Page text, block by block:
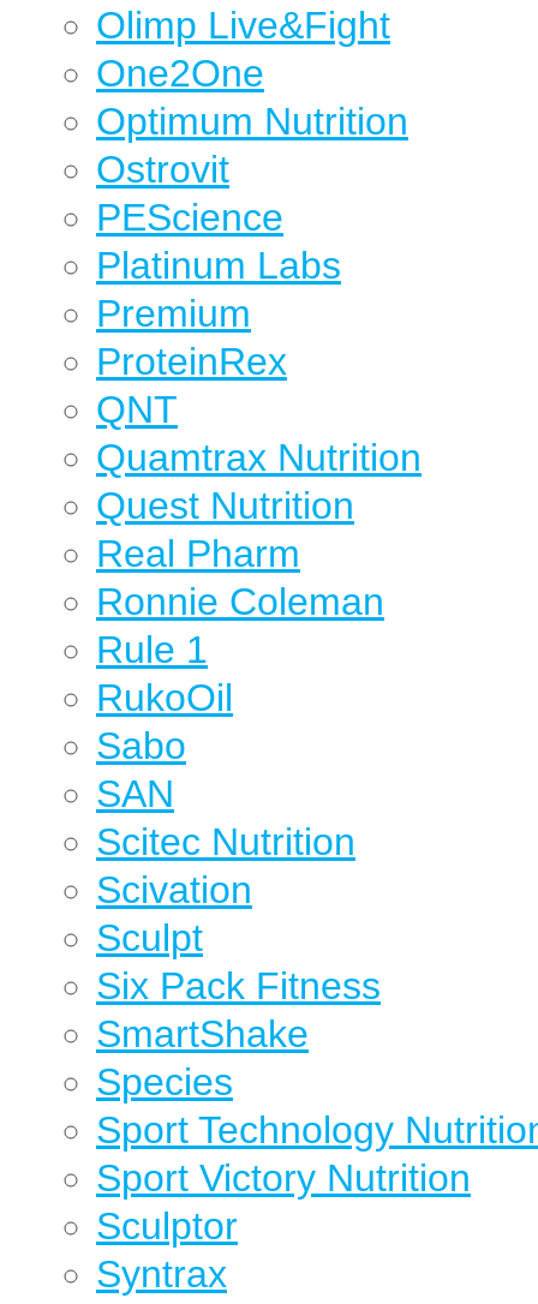
Olimp Live&Fight
One2One
Optimum Nutrition
Ostrovit
PEScience
Platinum Labs
Premium
ProteinRex
QNT
Quamtrax Nutrition
Quest Nutrition
Real Pharm
Ronnie Coleman
Rule 1
RukoOil
Sabo
SAN
Scitec Nutrition
Scivation
Sculpt
Six Pack Fitness
SmartShake
Species
Sport Technology
Sport Victory Nutrition
Sculptor
Syntrax